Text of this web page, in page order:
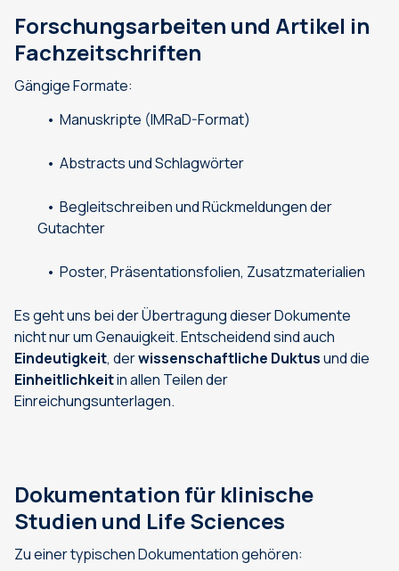
Forschungsarbeiten und Artikel in
Fachzeitschriften
Gängige Formate:
Manuskripte (IMRaD-Format)
Abstracts und Schlagwörter
Begleitschreiben und Rückmeldungen der
Gutachter
Poster, Präsentationsfolien, Zusatzmaterialien
Es geht uns bei der Übertragung dieser Dokumente
nicht nur um Genauigkeit. Entscheidend sind auch
Eindeutigkeit, derwissenschaftliche Duktusund die
Einheitlichkeitin allen Teilen der
Einreichungsunterlagen.
Dokumentation für klinische
Studien und Life Sciences
Zu einer typischen Dokumentation gehören: